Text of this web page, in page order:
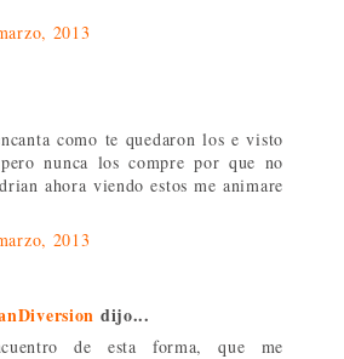
2013
como te quedaron los e visto
pero nunca los compre por que no
ahora viendo estos me animare
2013
dijo...
de esta forma, que me